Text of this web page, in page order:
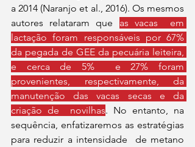
a 2014 (Naranjo et al., 2016). Os mesmos
autores relataram que as vacas  em
lactação foram responsáveis por 67%
da pegada de GEE da pecuária leiteira,
e cerca de 5%  e 27% foram
provenientes, respectivamente, da
manutenção das vacas secas e da
criação de  novilhas. No entanto, na
sequência, enfatizaremos as estratégias
para reduzir a intensidade  de metano